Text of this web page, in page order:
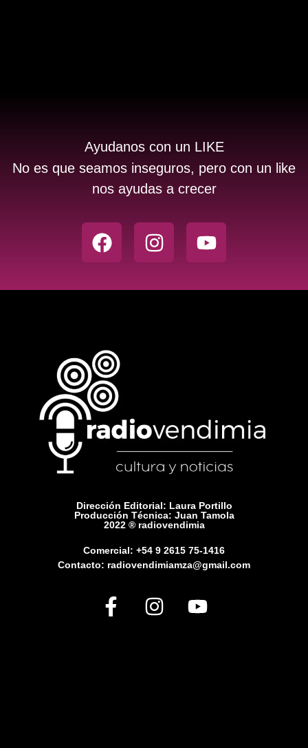
Ayudanos con un LIKE
No es que seamos inseguros, pero con un like
nos ayudas a crecer
Dirección Editorial: Laura Portillo
Producción Técnica: Juan Tamola
2022 ® radiovendimia
Comercial: +54 9 2615 75-1416
Contacto: radiovendimiamza@gmail.com